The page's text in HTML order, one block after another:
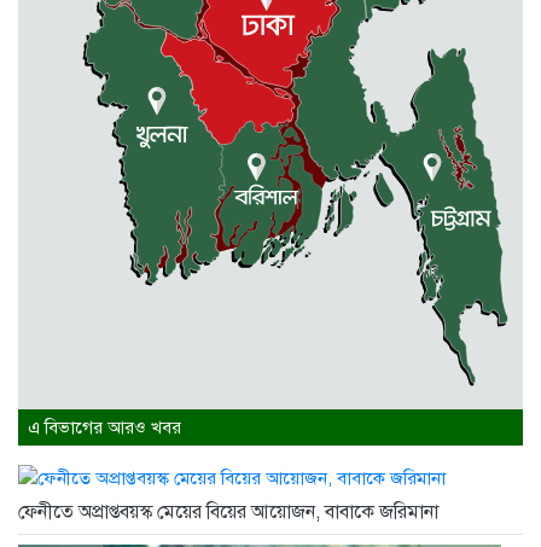
এ বিভাগের আরও খবর
ফেনীতে অপ্রাপ্তবয়স্ক মেয়ের বিয়ের আয়োজন, বাবাকে জরিমানা